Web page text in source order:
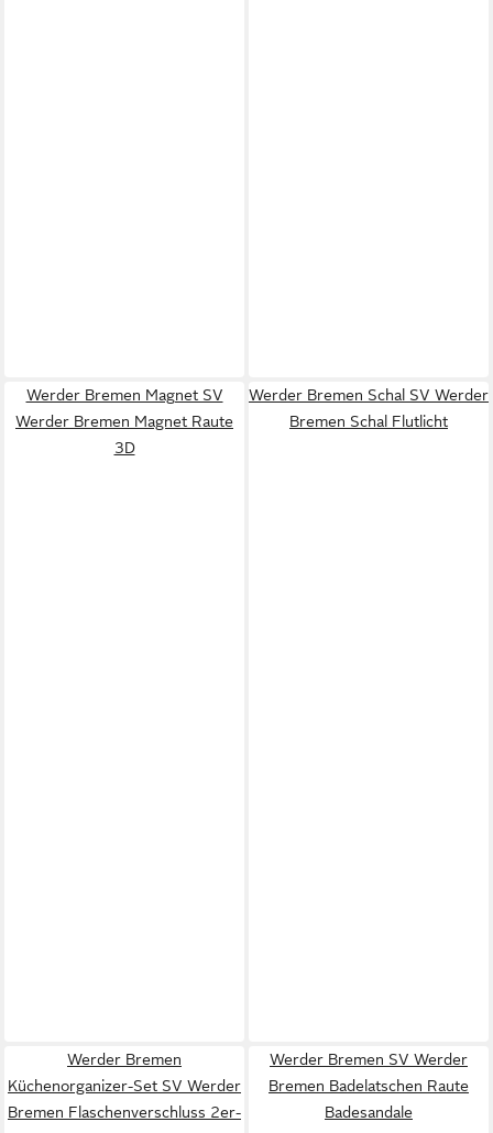
Werder Bremen Magnet SV
Werder Bremen Magnet Raute
3D
Werder Bremen Schal SV Werder
Bremen Schal Flutlicht
Werder Bremen
Küchenorganizer-Set SV Werder
Bremen Flaschenverschluss 2er-
Werder Bremen SV Werder
Bremen Badelatschen Raute
Badesandale